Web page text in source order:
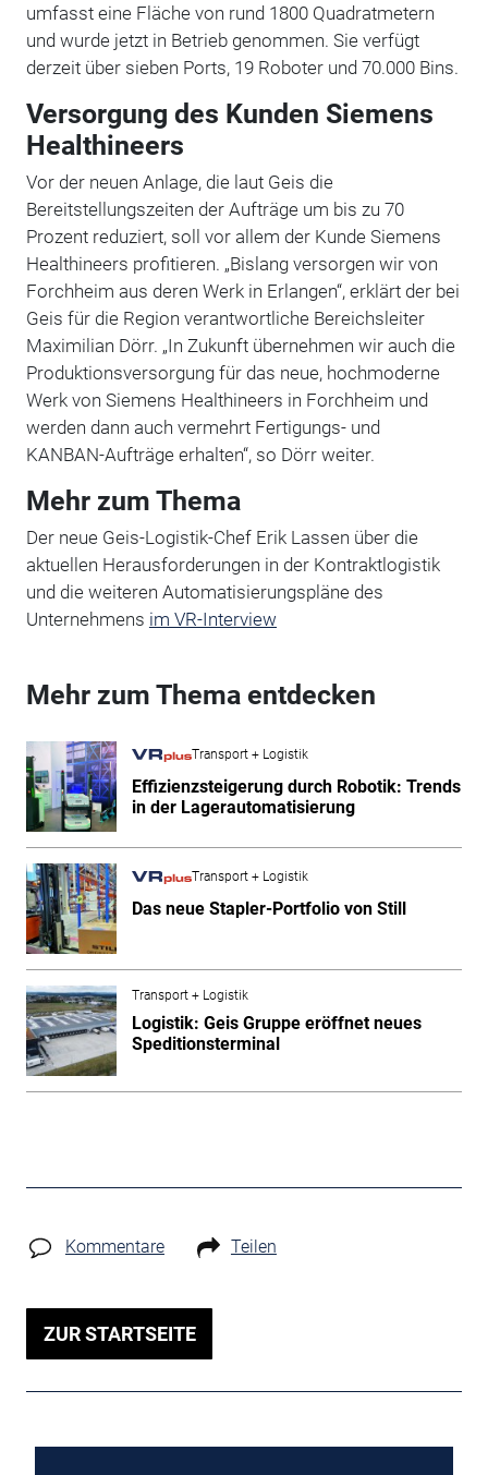
umfasst eine Fläche von rund 1800 Quadratmetern
und wurde jetzt in Betrieb genommen. Sie verfügt
derzeit über sieben Ports, 19 Roboter und 70.000 Bins.
Versorgung des Kunden Siemens
Healthineers
Vor der neuen Anlage, die laut Geis die
Bereitstellungszeiten der Aufträge um bis zu 70
Prozent reduziert, soll vor allem der Kunde Siemens
Healthineers profitieren. „Bislang versorgen wir von
Forchheim aus deren Werk in Erlangen“, erklärt der bei
Geis für die Region verantwortliche Bereichsleiter
Maximilian Dörr. „In Zukunft übernehmen wir auch die
Produktionsversorgung für das neue, hochmoderne
Werk von Siemens Healthineers in Forchheim und
werden dann auch vermehrt Fertigungs- und
KANBAN-Aufträge erhalten“, so Dörr weiter.
Mehr zum Thema
Der neue Geis-Logistik-Chef Erik Lassen über die
aktuellen Herausforderungen in der Kontraktlogistik
und die weiteren Automatisierungspläne des
Unternehmens im VR-Interview
Mehr zum Thema entdecken
Transport + Logistik
Effizienzsteigerung durch Robotik: Trends
in der Lagerautomatisierung
Transport + Logistik
Das neue Stapler-Portfolio von Still
Transport + Logistik
Logistik: Geis Gruppe eröffnet neues
Speditionsterminal
Kommentare Teilen
ZUR STARTSEITE